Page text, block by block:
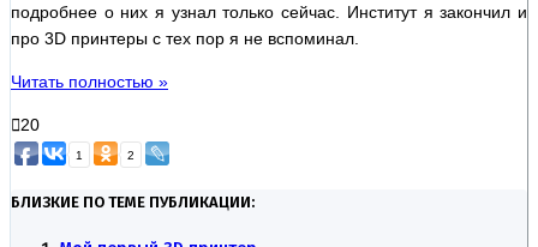
подробнее о них я узнал только сейчас. Институт я закончил и
про 3D принтеры с тех пор я не вспоминал.
Читать полностью »
20
1 2
БЛИЗКИЕ ПО ТЕМЕ ПУБЛИКАЦИИ: